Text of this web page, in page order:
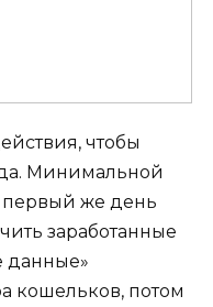
чтобы
Минимальной
первый же день
заработанные
данные»
кошельков, потом